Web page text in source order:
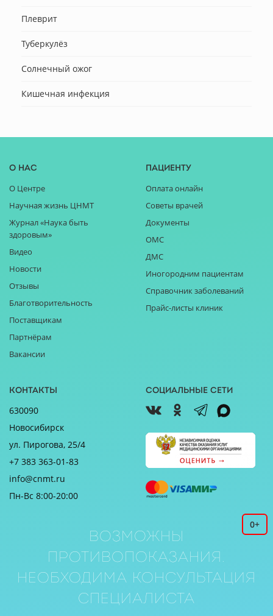
Плеврит
Туберкулёз
Солнечный ожог
Кишечная инфекция
О нас
О Центре
Научная жизнь ЦНМТ
Журнал «Наука быть
здоровым»
Видео
Новости
Отзывы
Благотворительность
Поставщикам
Партнёрам
Вакансии
Пациенту
Оплата онлайн
Советы врачей
Документы
ОМС
ДМС
Иногородним пациентам
Справочник заболеваний
Прайс-листы клиник
Контакты
630090
Новосибирск
ул. Пирогова, 25/4
+7 383 363-01-83
info@cnmt.ru
Пн-Вс 8:00-20:00
Социальные сети
0+
Возможны
противопоказания.
Необходима консультация
специалиста